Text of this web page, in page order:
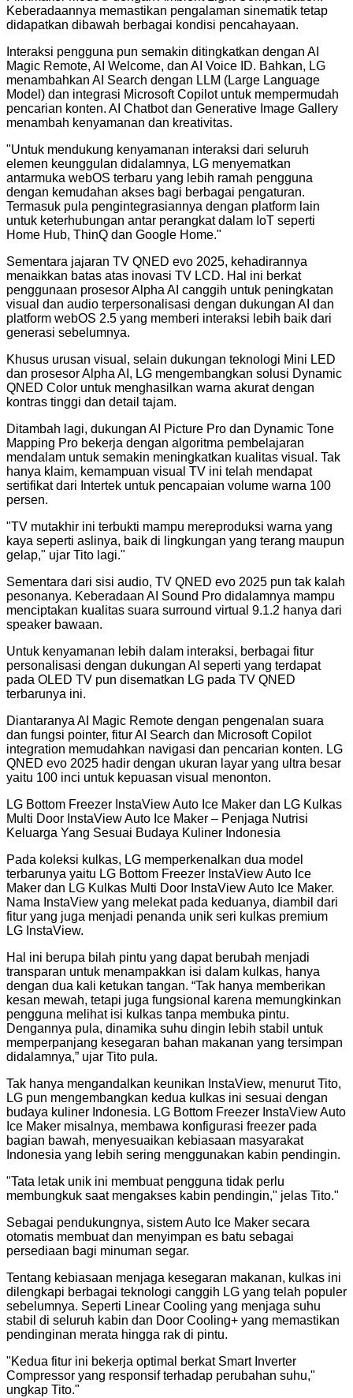
Keberadaannya memastikan pengalaman sinematik tetap
didapatkan dibawah berbagai kondisi pencahayaan.
Interaksi pengguna pun semakin ditingkatkan dengan AI
Magic Remote, AI Welcome, dan AI Voice ID. Bahkan, LG
menambahkan AI Search dengan LLM (Large Language
Model) dan integrasi Microsoft Copilot untuk mempermudah
pencarian konten. AI Chatbot dan Generative Image Gallery
menambah kenyamanan dan kreativitas.
"Untuk mendukung kenyamanan interaksi dari seluruh
elemen keunggulan didalamnya, LG menyematkan
antarmuka webOS terbaru yang lebih ramah pengguna
dengan kemudahan akses bagi berbagai pengaturan.
Termasuk pula pengintegrasiannya dengan platform lain
untuk keterhubungan antar perangkat dalam IoT seperti
Home Hub, ThinQ dan Google Home."
Sementara jajaran TV QNED evo 2025, kehadirannya
menaikkan batas atas inovasi TV LCD. Hal ini berkat
penggunaan prosesor Alpha AI canggih untuk peningkatan
visual dan audio terpersonalisasi dengan dukungan AI dan
platform webOS 2.5 yang memberi interaksi lebih baik dari
generasi sebelumnya.
Khusus urusan visual, selain dukungan teknologi Mini LED
dan prosesor Alpha AI, LG mengembangkan solusi Dynamic
QNED Color untuk menghasilkan warna akurat dengan
kontras tinggi dan detail tajam.
Ditambah lagi, dukungan AI Picture Pro dan Dynamic Tone
Mapping Pro bekerja dengan algoritma pembelajaran
mendalam untuk semakin meningkatkan kualitas visual. Tak
hanya klaim, kemampuan visual TV ini telah mendapat
sertifikat dari Intertek untuk pencapaian volume warna 100
persen.
"TV mutakhir ini terbukti mampu mereproduksi warna yang
kaya seperti aslinya, baik di lingkungan yang terang maupun
gelap," ujar Tito lagi."
Sementara dari sisi audio, TV QNED evo 2025 pun tak kalah
pesonanya. Keberadaan AI Sound Pro didalamnya mampu
menciptakan kualitas suara surround virtual 9.1.2 hanya dari
speaker bawaan.
Untuk kenyamanan lebih dalam interaksi, berbagai fitur
personalisasi dengan dukungan AI seperti yang terdapat
pada OLED TV pun disematkan LG pada TV QNED
terbarunya ini.
Diantaranya AI Magic Remote dengan pengenalan suara
dan fungsi pointer, fitur AI Search dan Microsoft Copilot
integration memudahkan navigasi dan pencarian konten. LG
QNED evo 2025 hadir dengan ukuran layar yang ultra besar
yaitu 100 inci untuk kepuasan visual menonton.
LG Bottom Freezer InstaView Auto Ice Maker dan LG Kulkas
Multi Door InstaView Auto Ice Maker – Penjaga Nutrisi
Keluarga Yang Sesuai Budaya Kuliner Indonesia
Pada koleksi kulkas, LG memperkenalkan dua model
terbarunya yaitu LG Bottom Freezer InstaView Auto Ice
Maker dan LG Kulkas Multi Door InstaView Auto Ice Maker.
Nama InstaView yang melekat pada keduanya, diambil dari
fitur yang juga menjadi penanda unik seri kulkas premium
LG InstaView.
Hal ini berupa bilah pintu yang dapat berubah menjadi
transparan untuk menampakkan isi dalam kulkas, hanya
dengan dua kali ketukan tangan. “Tak hanya memberikan
kesan mewah, tetapi juga fungsional karena memungkinkan
pengguna melihat isi kulkas tanpa membuka pintu.
Dengannya pula, dinamika suhu dingin lebih stabil untuk
memperpanjang kesegaran bahan makanan yang tersimpan
didalamnya,” ujar Tito pula.
Tak hanya mengandalkan keunikan InstaView, menurut Tito,
LG pun mengembangkan kedua kulkas ini sesuai dengan
budaya kuliner Indonesia. LG Bottom Freezer InstaView Auto
Ice Maker misalnya, membawa konfigurasi freezer pada
bagian bawah, menyesuaikan kebiasaan masyarakat
Indonesia yang lebih sering menggunakan kabin pendingin.
"Tata letak unik ini membuat pengguna tidak perlu
membungkuk saat mengakses kabin pendingin," jelas Tito."
Sebagai pendukungnya, sistem Auto Ice Maker secara
otomatis membuat dan menyimpan es batu sebagai
persediaan bagi minuman segar.
Tentang kebiasaan menjaga kesegaran makanan, kulkas ini
dilengkapi berbagai teknologi canggih LG yang telah populer
sebelumnya. Seperti Linear Cooling yang menjaga suhu
stabil di seluruh kabin dan Door Cooling+ yang memastikan
pendinginan merata hingga rak di pintu.
"Kedua fitur ini bekerja optimal berkat Smart Inverter
Compressor yang responsif terhadap perubahan suhu,"
ungkap Tito."